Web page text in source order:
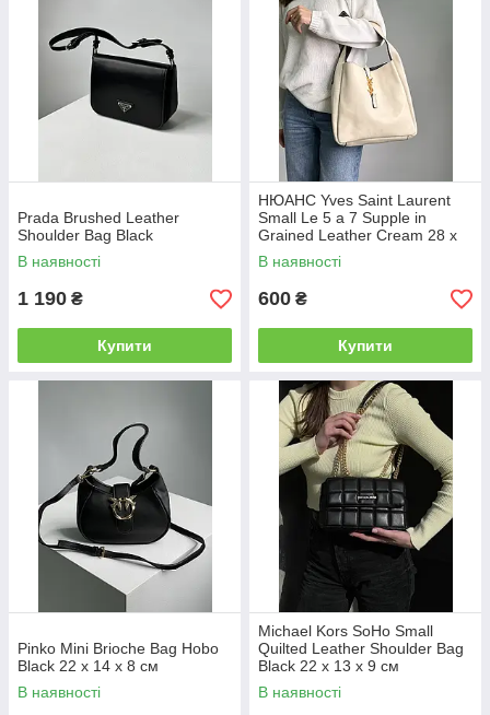
Prada Brushed Leather
Shoulder Bag Black
В наявності
1 190 ₴
Купити
НЮАНС Yves Saint Laurent
Small Le 5 a 7 Supple in
Grained Leather Cream 28 х
28 х 8 см
В наявності
600 ₴
Купити
Pinko Mini Brioche Bag Hobo
Black 22 x 14 x 8 см
В наявності
Michael Kors SoHo Small
Quilted Leather Shoulder Bag
Black 22 х 13 х 9 см
В наявності